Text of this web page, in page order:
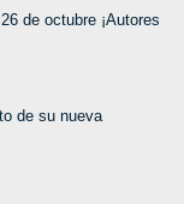
de octubre ¡Autores
de su nueva